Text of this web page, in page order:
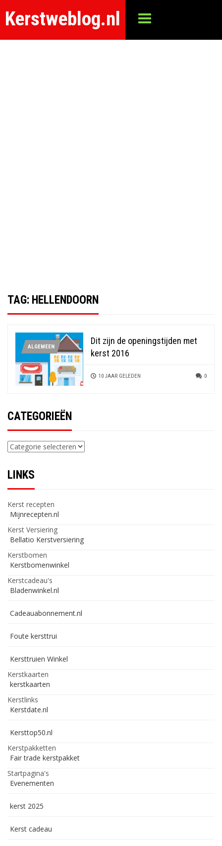
Kerstweblog.nl
TAG: HELLENDOORN
ALGEMEEN
Dit zijn de openingstijden met
kerst 2016
10 JAAR GELEDEN 0
CATEGORIEËN
Categorieën
LINKS
Kerst recepten
Mijnrecepten.nl
Kerst Versiering
Bellatio Kerstversiering
Kerstbomen
Kerstbomenwinkel
Kerstcadeau's
Bladenwinkel.nl
Cadeauabonnement.nl
Foute kersttrui
Kersttruien Winkel
Kerstkaarten
kerstkaarten
Kerstlinks
Kerstdate.nl
Kersttop50.nl
Kerstpakketten
Fair trade kerstpakket
Startpagina's
Evenementen
kerst 2025
Kerst cadeau